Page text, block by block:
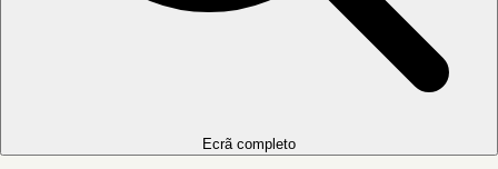
Ecrã completo